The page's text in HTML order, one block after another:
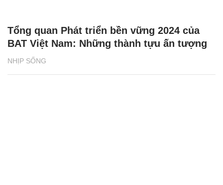
NHỊP SỐNG
Tổng quan Phát triển bền vững 2024 của
BAT Việt Nam: Những thành tựu ấn tượng